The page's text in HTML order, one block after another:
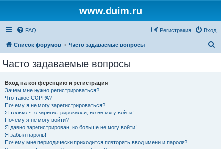
www.duim.ru
FAQ Вход
Регистрация
Список форумов Часто задаваемые вопросы
Часто задаваемые вопросы
Вход на конференцию и регистрация
Зачем мне нужно регистрироваться?
Что такое COPPA?
Почему я не могу зарегистрироваться?
Я только что зарегистрировался, но не могу войти!
Почему я не могу войти?
Я давно зарегистрирован, но больше не могу войти!
Я забыл пароль!
Почему мне периодически приходится повторять ввод имени и пароля?